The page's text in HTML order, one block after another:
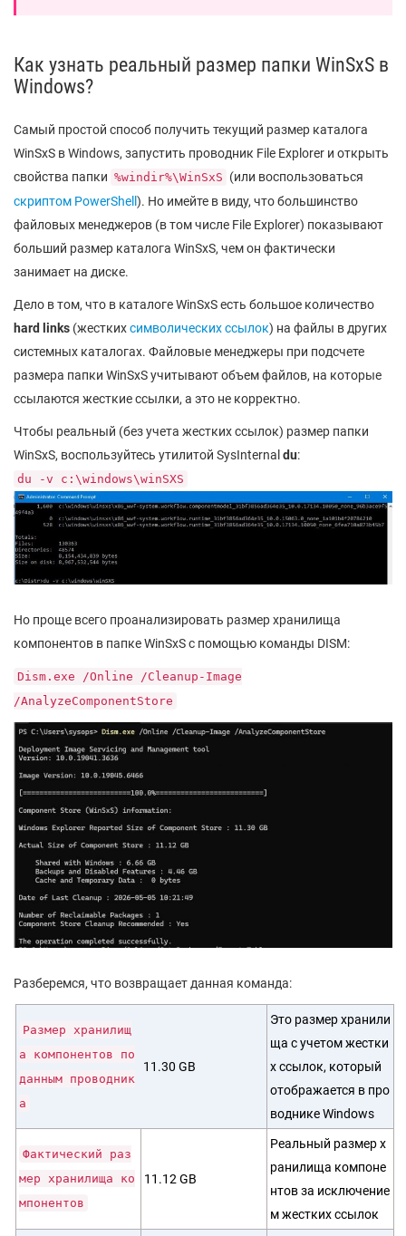
Как узнать реальный размер папки WinSxS в
Windows?
Самый простой способ получить текущий размер каталога
WinSxS в Windows, запустить проводник File Explorer и открыть
свойства папки %windir%\WinSxS (или воспользоваться
скриптом PowerShell ). Но имейте в виду, что большинство
файловых менеджеров (в том числе File Explorer) показывают
больший размер каталога WinSxS, чем он фактически
занимает на диске.
Дело в том, что в каталоге WinSxS есть большое количество
hard links (жесткихсимволических ссылок) на файлы в других
системных каталогах. Файловые менеджеры при подсчете
размера папки WinSxS учитывают объем файлов, на которые
ссылаются жесткие ссылки, а это не корректно.
Чтобы реальный (без учета жестких ссылок) размер папки
WinSxS, воспользуйтесь утилитой SysInternal du:
du -v c:\windows\winSXS
Но проще всего проанализировать размер хранилища
компонентов в папке WinSxS с помощью команды DISM:
Dism.exe /Online /Cleanup-Image
/AnalyzeComponentStore
Разберемся, что возвращает данная команда:
Размер хранилищ
а компонентов по
данным проводник
а
11.30 GB
Это размер хранили
ща с учетом жестки
х ссылок, который
отображается в про
воднике Windows
Фактический раз
мер хранилища ко
мпонентов
11.12 GB
Реальный размер х
ранилища компоне
нтов за исключение
м жестких ссылок